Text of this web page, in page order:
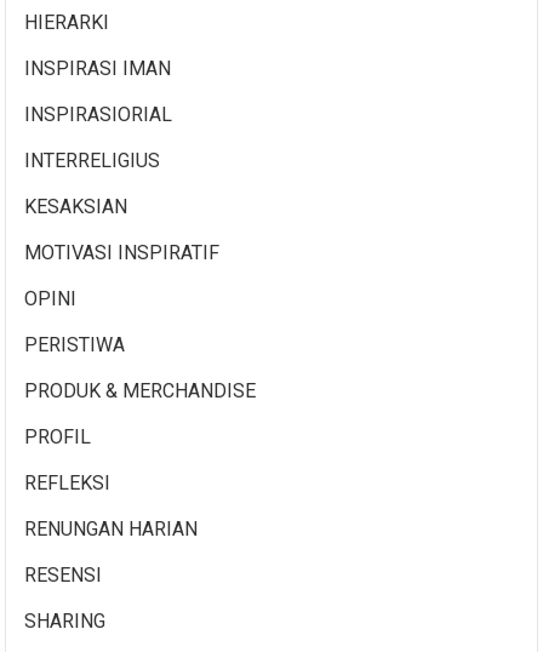
HIERARKI
INSPIRASI IMAN
INSPIRASIORIAL
INTERRELIGIUS
KESAKSIAN
MOTIVASI INSPIRATIF
OPINI
PERISTIWA
PRODUK & MERCHANDISE
PROFIL
REFLEKSI
RENUNGAN HARIAN
RESENSI
SHARING